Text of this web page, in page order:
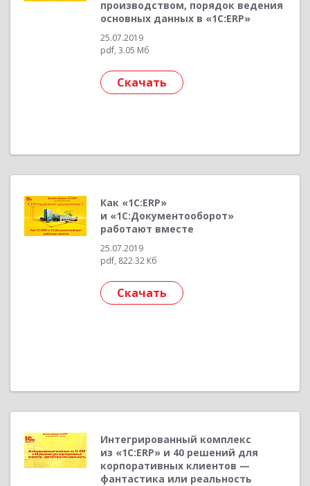
производством, порядок ведения
основных данных в «1С:ERP»
25.07.2019
pdf, 3.05 Мб
Скачать
Как «1С:ERP»
и «1С:Документооборот»
работают вместе
25.07.2019
pdf, 822.32 Кб
Скачать
Интегрированный комплекс
из «1С:ERP» и 40 решений для
корпоративных клиентов —
фантастика или реальность